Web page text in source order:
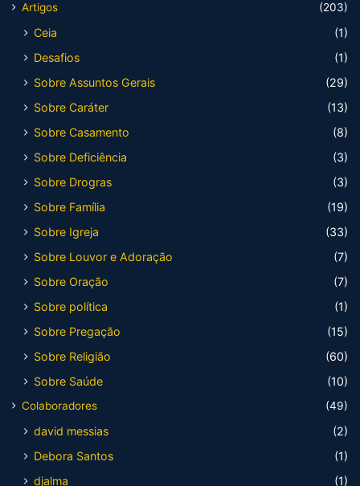
Artigos
(203)
Ceia
(1)
Desafios
(1)
Sobre Assuntos Gerais
(29)
Sobre Caráter
(13)
Sobre Casamento
(8)
Sobre Deficiência
(3)
Sobre Drogras
(3)
Sobre Família
(19)
Sobre Igreja
(33)
Sobre Louvor e Adoração
(7)
Sobre Oração
(7)
Sobre política
(1)
Sobre Pregação
(15)
Sobre Religião
(60)
Sobre Saúde
(10)
Colaboradores (49)
david messias
(2)
Debora Santos
(1)
djalma
(1)